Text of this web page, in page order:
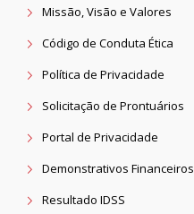
Missão, Visão e Valores
Código de Conduta Ética
Política de Privacidade
Solicitação de Prontuários
Portal de Privacidade
Demonstrativos Financeiros
Resultado IDSS